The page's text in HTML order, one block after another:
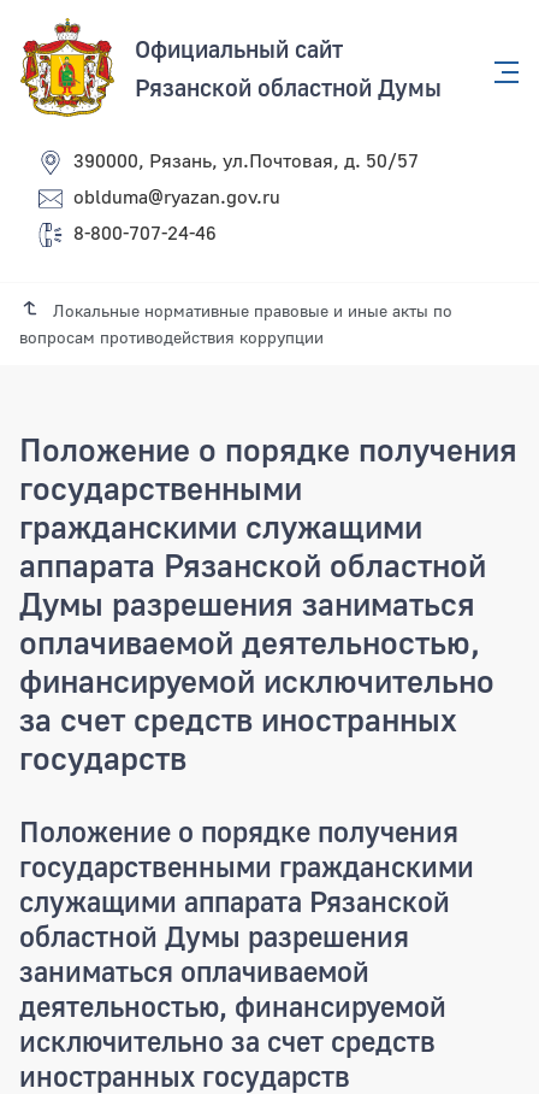
Официальный сайт
Рязанской областной Думы
390000, Рязань, ул.Почтовая, д. 50/57
oblduma@ryazan.gov.ru
8-800-707-24-46
Локальные нормативные правовые и иные акты по
вопросам противодействия коррупции
Положение о порядке получения
государственными
гражданскими служащими
аппарата Рязанской областной
Думы разрешения заниматься
оплачиваемой деятельностью,
финансируемой исключительно
за счет средств иностранных
государств
Положение о порядке получения
государственными гражданскими
служащими аппарата Рязанской
областной Думы разрешения
заниматься оплачиваемой
деятельностью, финансируемой
исключительно за счет средств
иностранных государств